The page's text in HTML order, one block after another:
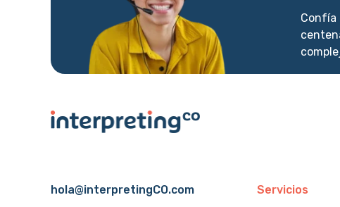
Confía
hola@interpretingCO.com Servicios